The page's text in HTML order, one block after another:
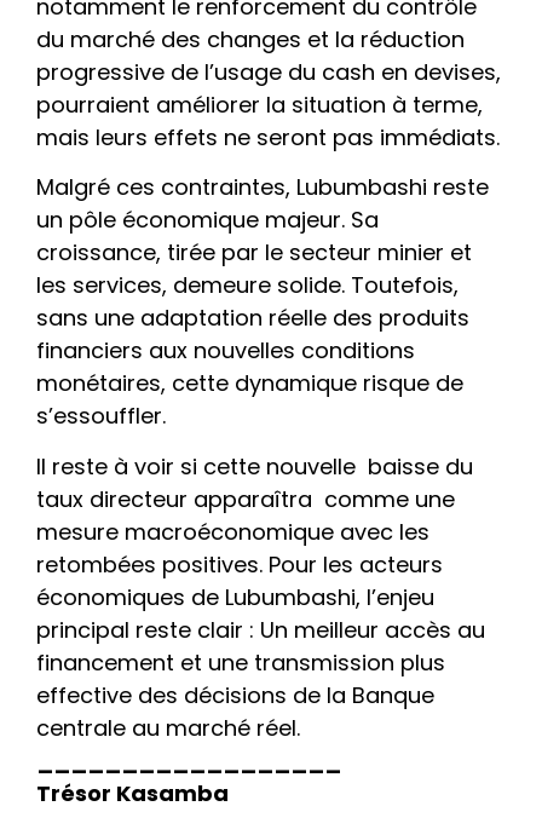
notamment le renforcement du contrôle
du marché des changes et la réduction
progressive de l’usage du cash en devises,
pourraient améliorer la situation à terme,
mais leurs effets ne seront pas immédiats.
Malgré ces contraintes, Lubumbashi reste
un pôle économique majeur. Sa
croissance, tirée par le secteur minier et
les services, demeure solide. Toutefois,
sans une adaptation réelle des produits
financiers aux nouvelles conditions
monétaires, cette dynamique risque de
s’essouffler.
Il reste à voir si cette nouvelle baisse du
taux directeur apparaîtra comme une
mesure macroéconomique avec les
retombées positives. Pour les acteurs
économiques de Lubumbashi, l’enjeu
principal reste clair : Un meilleur accès au
financement et une transmission plus
effective des décisions de la Banque
centrale au marché réel.
Trésor Kasamba